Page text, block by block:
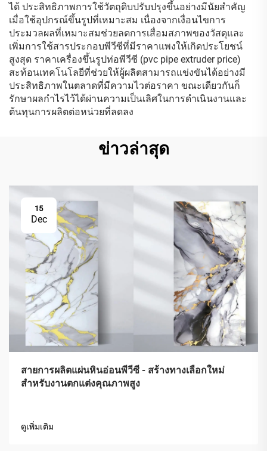
ได้ ประสิทธิภาพการใช้วัตถุดิบปรับปรุงขึ้นอย่างมีนัยสำคัญ
เมื่อใช้อุปกรณ์ขึ้นรูปที่เหมาะสม เนื่องจากเงื่อนไขการ
ประมวลผลที่เหมาะสมช่วยลดการเสื่อมสภาพของวัสดุและ
เพิ่มการใช้สารประกอบพีวีซีที่มีราคาแพงให้เกิดประโยชน์
สูงสุด ราคาเครื่องขึ้นรูปท่อพีวีซี (pvc pipe extruder price)
สะท้อนเทคโนโลยีที่ช่วยให้ผู้ผลิตสามารถแข่งขันได้อย่างมี
ประสิทธิภาพในตลาดที่มีความไวต่อราคา ขณะเดียวกันก็
รักษาผลกำไรไว้ได้ผ่านความเป็นเลิศในการดำเนินงานและ
ต้นทุนการผลิตต่อหน่วยที่ลดลง
ข่าวล่าสุด
15
Dec
สายการผลิตแผ่นหินอ่อนพีวีซี - สร้างทางเลือกใหม่
สำหรับงานตกแต่งคุณภาพสูง
ดูเพิ่มเติม